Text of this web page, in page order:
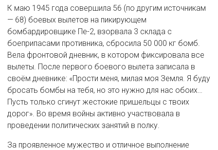
К маю 1945 года совершила 56 (по другим источникам
— 68) боевых вылетов на пикирующем
бомбардировщике Пе-2, взорвала 3 склада с
боеприпасами противника, сбросила 50 000 кг бомб.
Вела фронтовой дневник, в котором фиксировала все
вылеты. После первого боевого вылета записала в
своём дневнике: «Прости меня, милая моя Земля. Я буду
бросать бомбы на тебя, но это нужно для нас обоих…
Пусть только сгинут жестокие пришельцы с твоих
дорог». Во время войны активно участвовала в
проведении политических занятий в полку.
За проявленное мужество и отличное выполнение